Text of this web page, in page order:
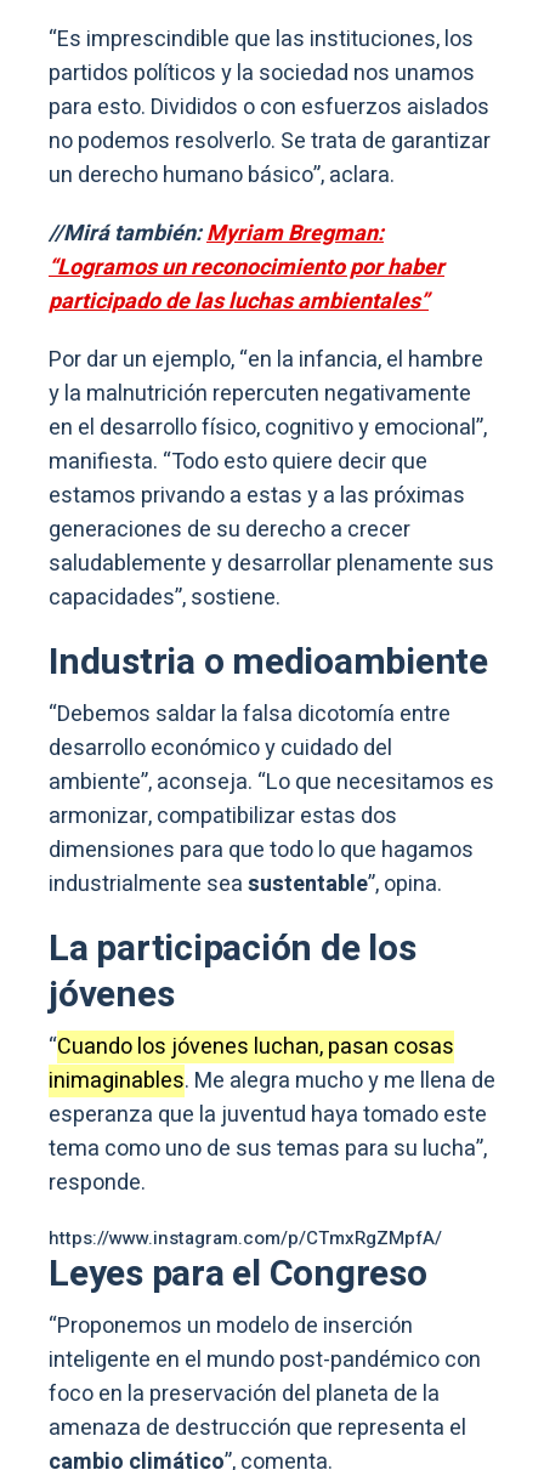
“Es imprescindible que las instituciones, los
partidos políticos y la sociedad nos unamos
para esto. Divididos o con esfuerzos aislados
no podemos resolverlo. Se trata de garantizar
un derecho humano básico”, aclara.
//Mirá también:Myriam Bregman:
“Logramos un reconocimiento por haber
participado de las luchas ambientales”
Por dar un ejemplo, “en la infancia, el hambre
y la malnutrición repercuten negativamente
en el desarrollo físico, cognitivo y emocional”,
manifiesta. “Todo esto quiere decir que
estamos privando a estas y a las próximas
generaciones de su derecho a crecer
saludablemente y desarrollar plenamente sus
capacidades”, sostiene.
Industria o medioambiente
“Debemos saldar la falsa dicotomía entre
desarrollo económico y cuidado del
ambiente”, aconseja. “Lo que necesitamos es
armonizar, compatibilizar estas dos
dimensiones para que todo lo que hagamos
industrialmente seasustentable”, opina.
La participación de los
jóvenes
“Cuando los jóvenes luchan, pasan cosas
inimaginables. Me alegra mucho y me llena de
esperanza que la juventud haya tomado este
tema como uno de sus temas para su lucha”,
responde.
https://www.instagram.com/p/CTmxRgZMpfA/
Leyes para el Congreso
“Proponemos un modelo de inserción
inteligente en el mundo post-pandémico con
foco en la preservación del planeta de la
amenaza de destrucción que representa el
cambio climático”, comenta.